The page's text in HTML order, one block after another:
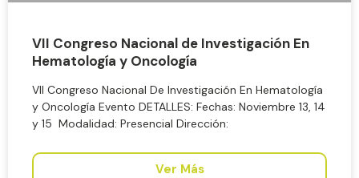
VII Congreso Nacional de Investigación En
Hematología y Oncología
VII Congreso Nacional De Investigación En Hematología
y Oncología Evento DETALLES: Fechas: Noviembre 13, 14
y 15 Modalidad: Presencial Dirección:
Ver Más